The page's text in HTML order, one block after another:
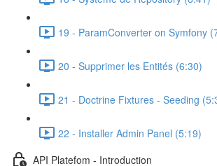
19 - ParamConverter on Symfony
20 - Supprimer les Entités (6:30)
21 - Doctrine Fixtures - Seeding
22 - Installer Admin Panel (5:19)
API Platefom - Introduction